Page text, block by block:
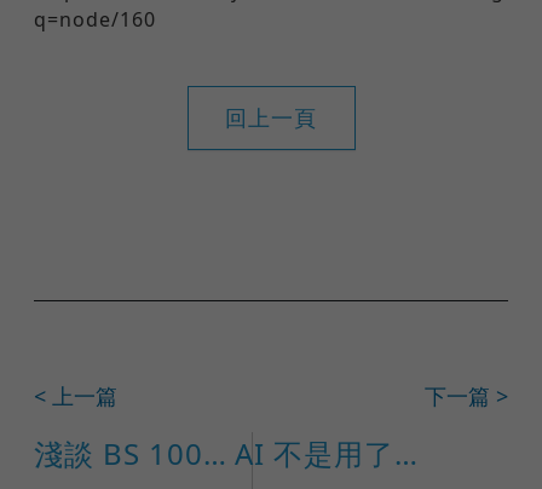
q=node/160
回上一頁
< 上一篇 下一篇 >
淺談 BS 10012:2017 AI 不是用了就好：ISO 42001 如何打造企業可信任的 AI 治理